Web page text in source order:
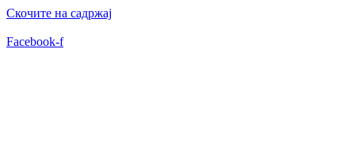
Скочите на садржај
Facebook-f